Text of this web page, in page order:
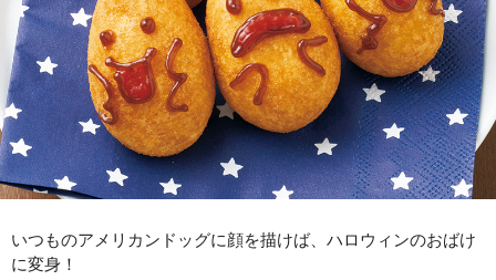
いつものアメリカンドッグに顔を描けば、ハロウィンのおばけ
に変身！